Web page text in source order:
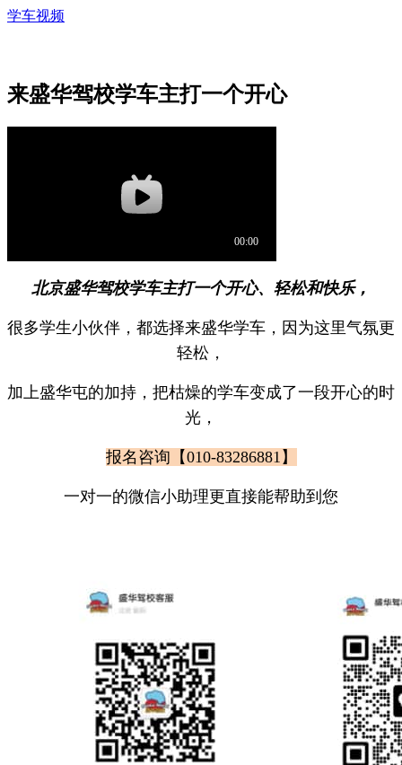
学车视频
来盛华驾校学车主打一个开心
北京盛华驾校学车主打一个开心、轻松和快乐，
很多学生小伙伴，都选择来盛华学车，因为这里气氛更
轻松，
加上盛华屯的加持，把枯燥的学车变成了一段开心的时
光，
报名咨询【010-83286881】
一对一的微信小助理更直接能帮助到您